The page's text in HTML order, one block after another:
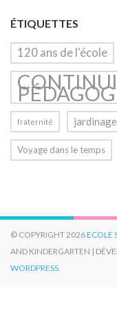
ÉTIQUETTES
120 ans de l'école
fraternité jardinage
Voyage dans le temps
© COPYRIGHT 2026ECOLE
AND KINDERGARTEN |
WORDPRESS.